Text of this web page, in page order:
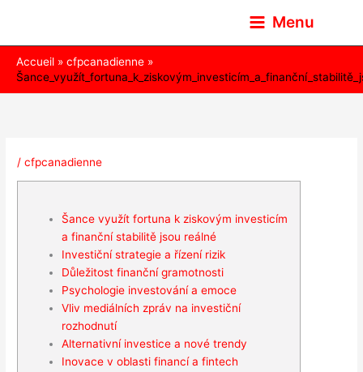
contenu
Menu
Accueil
cfpcanadienne
/cfpcanadienne
Šance využít fortuna k ziskovým investicím
a finanční stabilitě jsou reálné
Investiční strategie a řízení rizik
Důležitost finanční gramotnosti
Psychologie investování a emoce
Vliv mediálních zpráv na investiční
rozhodnutí
Alternativní investice a nové trendy
Inovace v oblasti financí a fintech